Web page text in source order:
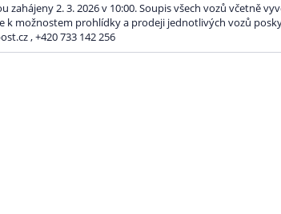
2. 3. 2026 v 10:00. Soupis všech vozů včetně
k možnostem prohlídky a prodeji jednotlivých vozů
, +420 733 142 256